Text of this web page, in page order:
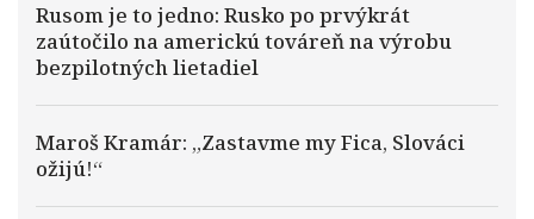
Rusom je to jedno: Rusko po prvýkrát
zaútočilo na americkú továreň na výrobu
bezpilotných lietadiel
Maroš Kramár: „Zastavme my Fica, Slováci
ožijú!“